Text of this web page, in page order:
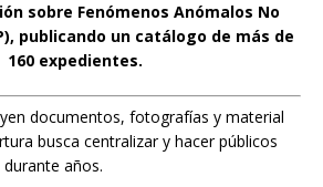
sobre Fenómenos Anómalos No
publicando un catálogo de más de
160 expedientes.
documentos, fotografías y material
busca centralizar y hacer públicos
años.